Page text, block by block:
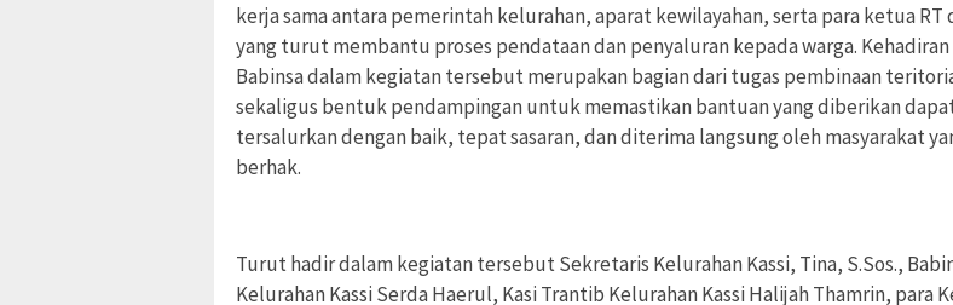
kerja sama antara pemerintah kelurahan, aparat kewilayahan, serta para ketua RT
yang turut membantu proses pendataan dan penyaluran kepada warga. Kehadiran
Babinsa dalam kegiatan tersebut merupakan bagian dari tugas pembinaan
sekaligus bentuk pendampingan untuk memastikan bantuan yang diberikan
tersalurkan dengan baik, tepat sasaran, dan diterima langsung oleh masyarakat
berhak.
Turut hadir dalam kegiatan tersebut Sekretaris Kelurahan Kassi, Tina, S.Sos.,
Kelurahan Kassi Serda Haerul, Kasi Trantib Kelurahan Kassi Halijah Thamrin, para